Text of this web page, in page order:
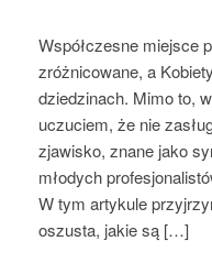
Współczesne miejsce
zróżnicowane, a
dziedzinach. Mimo to,
uczuciem, że nie
zjawisko, znane jako
młodych
W tym artykule
oszusta, jakie są […]